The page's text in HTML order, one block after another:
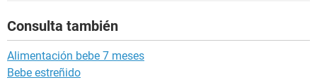
Consulta también
Alimentación bebe 7 meses
Bebe estreñido